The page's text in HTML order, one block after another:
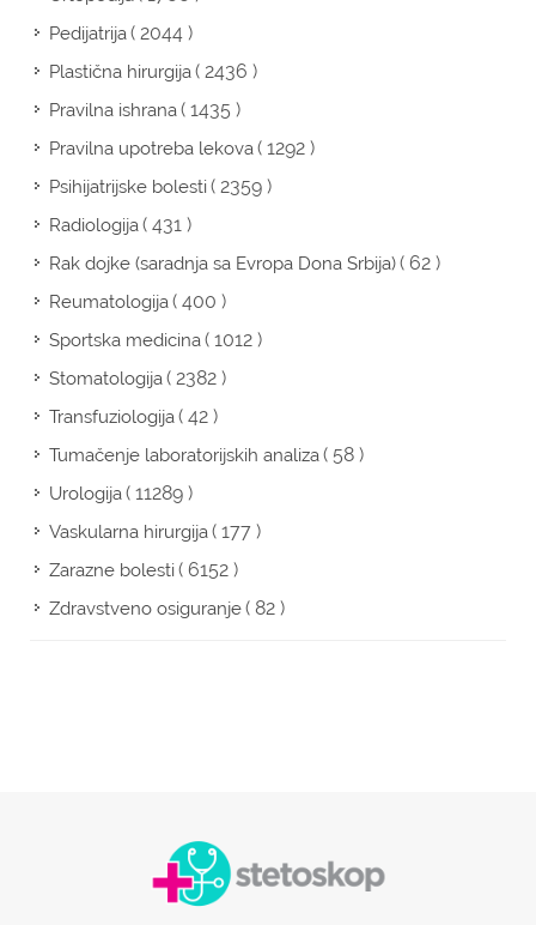
Pedijatrija( 2044 )
Plastična hirurgija( 2436 )
Pravilna ishrana( 1435 )
Pravilna upotreba lekova( 1292 )
Psihijatrijske bolesti( 2359 )
Radiologija( 431 )
Rak dojke (saradnja sa Evropa Dona Srbija)( 62 )
Reumatologija( 400 )
Sportska medicina( 1012 )
Stomatologija( 2382 )
Transfuziologija( 42 )
Tumačenje laboratorijskih analiza( 58 )
Urologija( 11289 )
Vaskularna hirurgija( 177 )
Zarazne bolesti( 6152 )
Zdravstveno osiguranje( 82 )